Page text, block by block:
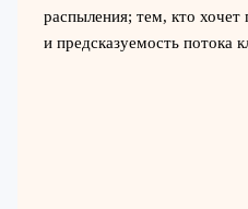
распыления; тем, кто
и предсказуемость потока